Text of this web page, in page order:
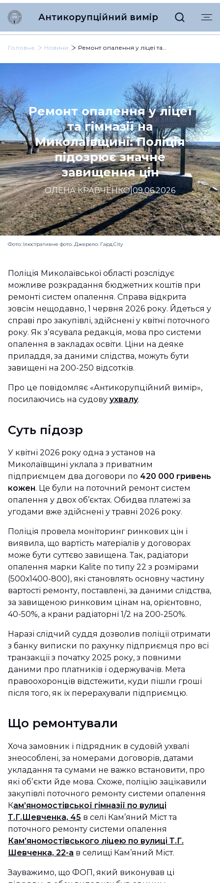
Антикорупційний вимір
Головна Новини Ремонт опалення у ліцеї та гімназії на Миколаївщині: Поліція підозрює значне завищення цін
Ремонт опалення у ліцеї
та гімназії на
Миколаївщині: Поліція
підозрює значне
завищення цін
ОЛЕНА КРАВЧЕНКО|09.06.2026
Фото: Ілюстративне фото. Джерело: Гард.City
Поліція Миколаївської області розслідує
можливе розкрадання бюджетних коштів при
ремонті систем опалення. Справа відкрита
зовсім нещодавно, 1 червня 2026 року. Йдеться у
справі про закупівлі, здійснені у квітні поточного
року. Як зʼясувала редакція, мова про системи
опалення в закладах освіти. Ціни на деяке
приладдя, за даними слідства, можуть бути
завищені на 200-250 відсотків.
Про це повідомляє «Антикорупційний вимір»,
посилаючись на судову ухвалу.
Суть підозр
У квітні 2026 року одна з установ на
Миколаївщині уклала з приватним
підприємцем два договори по 420 000 гривень
кожен. Це були на поточний ремонт систем
опалення у двох об’єктах. Обидва платежі за
угодами вже здійснені у травні 2026 року.
Поліція провела моніторинг ринкових цін і
виявила, що вартість матеріалів у договорах
може бути суттєво завищена. Так, радіатори
опалення марки Kalite по типу 22 з розмірами
(500х1400-800), які становлять основну частину
вартості ремонту, поставлені, за даними слідства,
за завищеною ринковим цінам на, орієнтовно,
40-50%, а крани радіаторні 1/2 на 200-250%.
Наразі слідчий суддя дозволив поліції отримати
з банку виписки по рахунку підприємця про всі
транзакції з початку 2025 року, з повними
даними про платників і одержувачів. Мета
правоохоронців відстежити, куди пішли гроші
після того, як їх перерахували підприємцю.
Що ремонтували
Хоча замовник і підрядник в судовій ухвалі
знеособлені, за номерами договорів, датами
укладання та сумами не важко встановити, про
які обʼєкти йде мова. Схоже, поліцію зацікавили
закупівлі поточного ремонту системи опалення
Кам’яномостівської гімназії по вулиці
Т.Г.Шевченка, 45 в селі Кам’яний Міст та
поточного ремонту системи опалення
Кам’яномостівського ліцею по вулиці Т.Г.
Шевченка, 22-а в селищі Кам’яний Міст.
Зауважимо, що ФОП, який виконував ці